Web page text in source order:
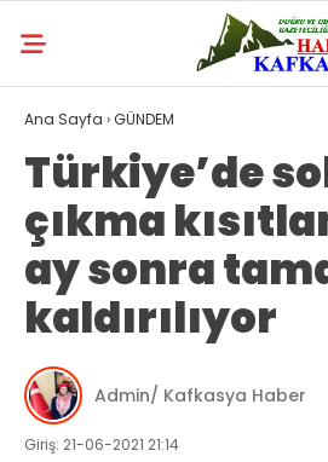
Ana Sayfa ›GÜNDEM
Türkiye’de
çıkma
ay sonra
kaldırılıyor
Admin/ Kafkasya Haber
Giriş: 21-06-2021 21:14